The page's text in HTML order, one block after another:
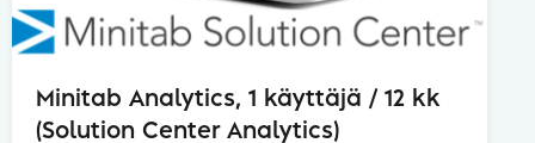
Minitab Analytics, 1 käyttäjä / 12 kk
(Solution Center Analytics)